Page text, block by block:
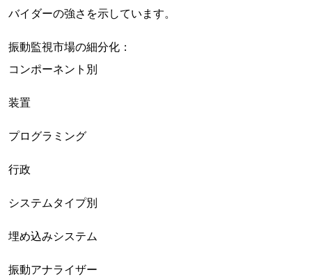
バイダーの強さを示しています。
振動監視市場の細分化：
コンポーネント別
装置
プログラミング
行政
システムタイプ別
埋め込みシステム
振動アナライザー